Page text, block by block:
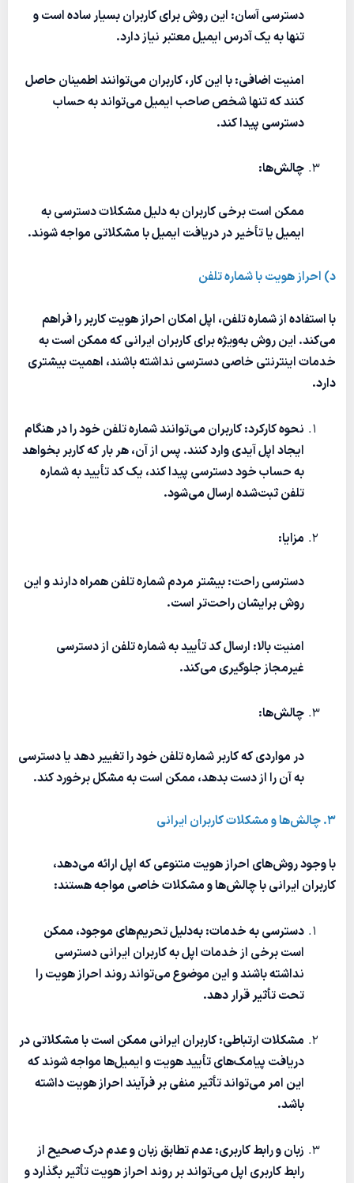
دسترسی آسان: این روش برای کاربران بسیار ساده است و
تنها به یک آدرس ایمیل معتبر نیاز دارد.
امنیت اضافی: با این کار، کاربران می‌توانند اطمینان حاصل
کنند که تنها شخص صاحب ایمیل می‌تواند به حساب
دسترسی پیدا کند.
چالش‌ها:
ممکن است برخی کاربران به دلیل مشکلات دسترسی به
ایمیل یا تأخیر در دریافت ایمیل با مشکلاتی مواجه شوند.
د) احراز هویت با شماره تلفن
با استفاده از شماره تلفن، اپل امکان احراز هویت کاربر را فراهم
می‌کند. این روش به‌ویژه برای کاربران ایرانی که ممکن است به
خدمات اینترنتی خاصی دسترسی نداشته باشند، اهمیت بیشتری
دارد.
نحوه کارکرد: کاربران می‌توانند شماره تلفن خود را در هنگام
ایجاد اپل آیدی وارد کنند. پس از آن، هر بار که کاربر بخواهد
به حساب خود دسترسی پیدا کند، یک کد تأیید به شماره
تلفن ثبت‌شده ارسال می‌شود.
مزایا:
دسترسی راحت: بیشتر مردم شماره تلفن همراه دارند و این
روش برایشان راحت‌تر است.
امنیت بالا: ارسال کد تأیید به شماره تلفن از دسترسی
غیرمجاز جلوگیری می‌کند.
چالش‌ها:
در مواردی که کاربر شماره تلفن خود را تغییر دهد یا دسترسی
به آن را از دست بدهد، ممکن است به مشکل برخورد کند.
۳. چالش‌ها و مشکلات کاربران ایرانی
با وجود روش‌های احراز هویت متنوعی که اپل ارائه می‌دهد،
کاربران ایرانی با چالش‌ها و مشکلات خاصی مواجه هستند:
دسترسی به خدمات: به‌دلیل تحریم‌های موجود، ممکن
است برخی از خدمات اپل به کاربران ایرانی دسترسی
نداشته باشند و این موضوع می‌تواند روند احراز هویت را
تحت تأثیر قرار دهد.
مشکلات ارتباطی: کاربران ایرانی ممکن است با مشکلاتی در
دریافت پیامک‌های تأیید هویت و ایمیل‌ها مواجه شوند که
این امر می‌تواند تأثیر منفی بر فرآیند احراز هویت داشته
باشد.
زبان و رابط کاربری: عدم تطابق زبان و عدم درک صحیح از
رابط کاربری اپل می‌تواند بر روند احراز هویت تأثیر بگذارد و